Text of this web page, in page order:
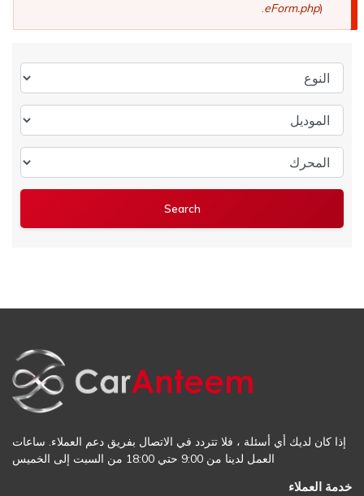
eForm.php).
النوع
الموديل
المحرك
إذا كان لديك أي أسئلة ، فلا تتردد في الاتصال بفريق دعم العملاء. ساعات
العمل لدينا من 9:00 حتي 18:00 من السبت إلى الخميس
خدمة العملاء